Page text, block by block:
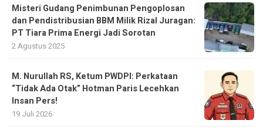
Misteri Gudang Penimbunan Pengoplosan
dan Pendistribusian BBM Milik Rizal Juragan:
PT Tiara Prima Energi Jadi Sorotan
2 Agustus 2025
M. Nurullah RS, Ketum PWDPI: Perkataan
“Tidak Ada Otak” Hotman Paris Lecehkan
Insan Pers!
19 Juli 2026